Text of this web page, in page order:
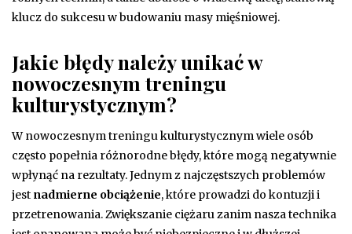
klucz do sukcesu w budowaniu masy mięśniowej.
Jakie błędy należy unikać w
nowoczesnym treningu
kulturystycznym?
W nowoczesnym treningu kulturystycznym wiele osób
często popełnia różnorodne błędy, które mogą negatywnie
wpłynąć na rezultaty. Jednym z najczęstszych problemów
jest nadmierne obciążenie, które prowadzi do kontuzji i
przetrenowania. Zwiększanie ciężaru zanim nasza technika